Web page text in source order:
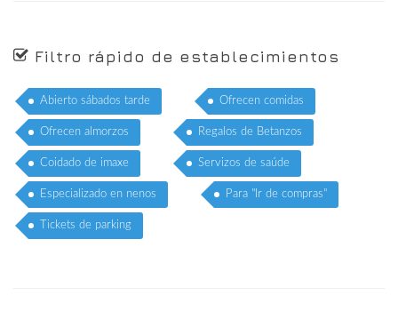
Filtro rápido de establecimientos
Abierto sábados tarde Ofrecen comidas
Ofrecen almorzos Regalos de Betanzos
Coidado de imaxe Servizos de saúde
Especializado en nenos Para "Ir de compras"
Tickets de parking